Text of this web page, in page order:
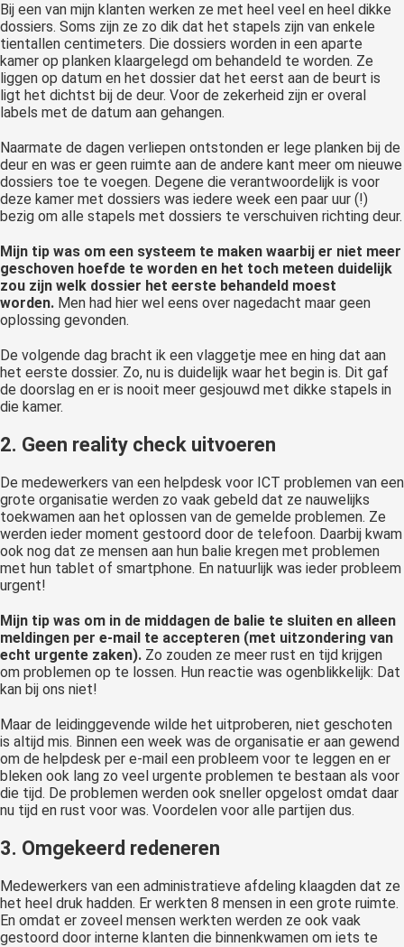
Bij een van mijn klanten werken ze met heel veel en heel dikke
dossiers. Soms zijn ze zo dik dat het stapels zijn van enkele
tientallen centimeters. Die dossiers worden in een aparte
kamer op planken klaargelegd om behandeld te worden. Ze
liggen op datum en het dossier dat het eerst aan de beurt is
ligt het dichtst bij de deur. Voor de zekerheid zijn er overal
labels met de datum aan gehangen.
Naarmate de dagen verliepen ontstonden er lege planken bij de
deur en was er geen ruimte aan de andere kant meer om nieuwe
dossiers toe te voegen. Degene die verantwoordelijk is voor
deze kamer met dossiers was iedere week een paar uur (!)
bezig om alle stapels met dossiers te verschuiven richting deur.
Mijn tip was om een systeem te maken waarbij er niet meer
geschoven hoefde te worden en het toch meteen duidelijk
zou zijn welk dossier het eerste behandeld moest
worden. Men had hier wel eens over nagedacht maar geen
oplossing gevonden.
De volgende dag bracht ik een vlaggetje mee en hing dat aan
het eerste dossier. Zo, nu is duidelijk waar het begin is. Dit gaf
de doorslag en er is nooit meer gesjouwd met dikke stapels in
die kamer.
2. Geen reality check uitvoeren
De medewerkers van een helpdesk voor ICT problemen van een
grote organisatie werden zo vaak gebeld dat ze nauwelijks
toekwamen aan het oplossen van de gemelde problemen. Ze
werden ieder moment gestoord door de telefoon. Daarbij kwam
ook nog dat ze mensen aan hun balie kregen met problemen
met hun tablet of smartphone. En natuurlijk was ieder probleem
urgent!
Mijn tip was om in de middagen de balie te sluiten en alleen
meldingen per e-mail te accepteren (met uitzondering van
echt urgente zaken). Zo zouden ze meer rust en tijd krijgen
om problemen op te lossen. Hun reactie was ogenblikkelijk: Dat
kan bij ons niet!
Maar de leidinggevende wilde het uitproberen, niet geschoten
is altijd mis. Binnen een week was de organisatie er aan gewend
om de helpdesk per e-mail een probleem voor te leggen en er
bleken ook lang zo veel urgente problemen te bestaan als voor
die tijd. De problemen werden ook sneller opgelost omdat daar
nu tijd en rust voor was. Voordelen voor alle partijen dus.
3. Omgekeerd redeneren
Medewerkers van een administratieve afdeling klaagden dat ze
het heel druk hadden. Er werkten 8 mensen in een grote ruimte.
En omdat er zoveel mensen werkten werden ze ook vaak
gestoord door interne klanten die binnenkwamen om iets te